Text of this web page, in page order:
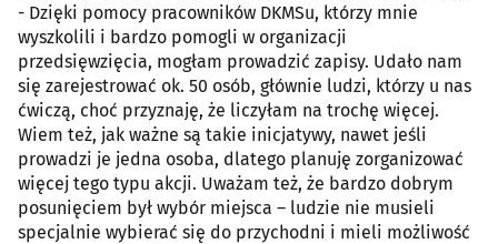
- Dzięki pomocy pracowników DKMSu, którzy mnie
wyszkolili i bardzo pomogli w organizacji
przedsięwzięcia, mogłam prowadzić zapisy. Udało nam
się zarejestrować ok. 50 osób, głównie ludzi, którzy u nas
ćwiczą, choć przyznaję, że liczyłam na trochę więcej.
Wiem też, jak ważne są takie inicjatywy, nawet jeśli
prowadzi je jedna osoba, dlatego planuję zorganizować
więcej tego typu akcji. Uważam też, że bardzo dobrym
posunięciem był wybór miejsca – ludzie nie musieli
specjalnie wybierać się do przychodni i mieli możliwość